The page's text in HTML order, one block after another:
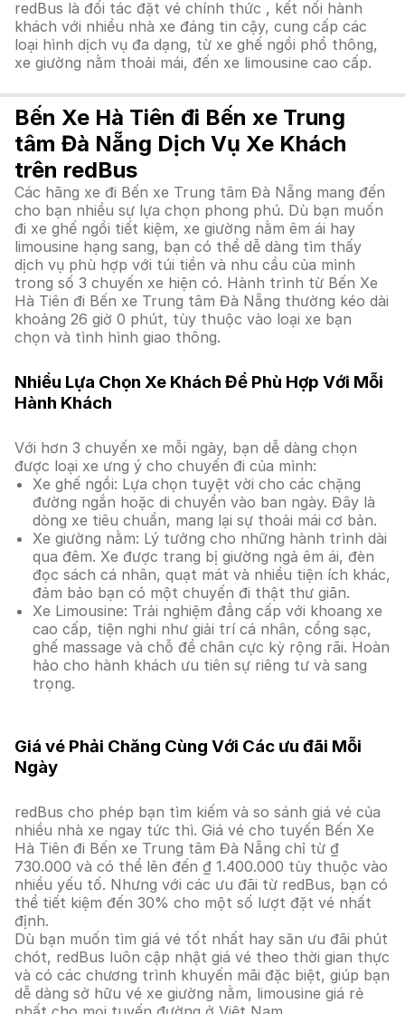
redBus là đối tác đặt vé chính thức , kết nối hành
khách với nhiều nhà xe đáng tin cậy, cung cấp các
loại hình dịch vụ đa dạng, từ xe ghế ngồi phổ thông,
xe giường nằm thoải mái, đến xe limousine cao cấp.
Bến Xe Hà Tiên đi Bến xe Trung
tâm Đà Nẵng Dịch Vụ Xe Khách
trên redBus
Các hãng xe đi Bến xe Trung tâm Đà Nẵng mang đến
cho bạn nhiều sự lựa chọn phong phú. Dù bạn muốn
đi xe ghế ngồi tiết kiệm, xe giường nằm êm ái hay
limousine hạng sang, bạn có thể dễ dàng tìm thấy
dịch vụ phù hợp với túi tiền và nhu cầu của mình
trong số 3 chuyến xe hiện có. Hành trình từ Bến Xe
Hà Tiên đi Bến xe Trung tâm Đà Nẵng thường kéo dài
khoảng 26 giờ 0 phút, tùy thuộc vào loại xe bạn
chọn và tình hình giao thông.
Nhiều Lựa Chọn Xe Khách Để Phù Hợp Với Mỗi
Hành Khách
Với hơn 3 chuyến xe mỗi ngày, bạn dễ dàng chọn
được loại xe ưng ý cho chuyến đi của mình:
Xe ghế ngồi: Lựa chọn tuyệt vời cho các chặng
đường ngắn hoặc di chuyển vào ban ngày. Đây là
dòng xe tiêu chuẩn, mang lại sự thoải mái cơ bản.
Xe giường nằm: Lý tưởng cho những hành trình dài
qua đêm. Xe được trang bị giường ngả êm ái, đèn
đọc sách cá nhân, quạt mát và nhiều tiện ích khác,
đảm bảo bạn có một chuyến đi thật thư giãn.
Xe Limousine: Trải nghiệm đẳng cấp với khoang xe
cao cấp, tiện nghi như giải trí cá nhân, cổng sạc,
ghế massage và chỗ để chân cực kỳ rộng rãi. Hoàn
hảo cho hành khách ưu tiên sự riêng tư và sang
trọng.
Giá vé Phải Chăng Cùng Với Các ưu đãi Mỗi
Ngày
redBus cho phép bạn tìm kiếm và so sánh giá vé của
nhiều nhà xe ngay tức thì. Giá vé cho tuyến Bến Xe
Hà Tiên đi Bến xe Trung tâm Đà Nẵng chỉ từ ₫
730.000 và có thể lên đến ₫ 1.400.000 tùy thuộc vào
nhiều yếu tố. Nhưng với các ưu đãi từ redBus, bạn có
thể tiết kiệm đến 30% cho một số lượt đặt vé nhất
định.
Dù bạn muốn tìm giá vé tốt nhất hay săn ưu đãi phút
chót, redBus luôn cập nhật giá vé theo thời gian thực
và có các chương trình khuyến mãi đặc biệt, giúp bạn
dễ dàng sở hữu vé xe giường nằm, limousine giá rẻ